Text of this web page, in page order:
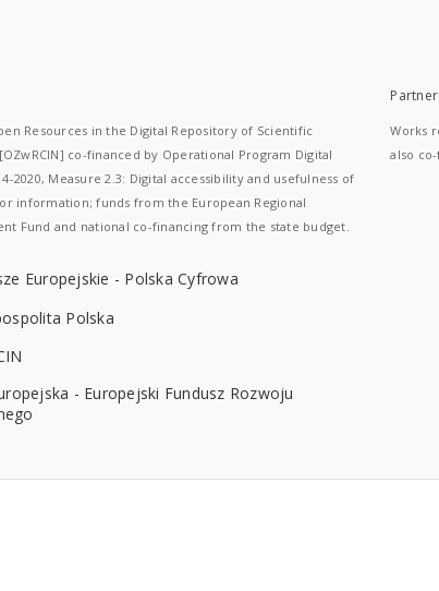
Resources in the Digital Repository of Scientific
co-financed by Operational Program Digital
2020, Measure 2.3: Digital accessibility and usefulness of
information; funds from the European Regional
Fund and national co-financing from the state budget.
Works
also